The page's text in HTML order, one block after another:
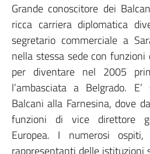
Grande conoscitore dei
ricca carriera diplomatica
segretario commerciale a
nella stessa sede con
per diventare nel 2005
l’ambasciata a Belgrado.
Balcani alla Farnesina, dove
funzioni di vice direttore
Europea. I numerosi
rappresentanti delle istituzioni